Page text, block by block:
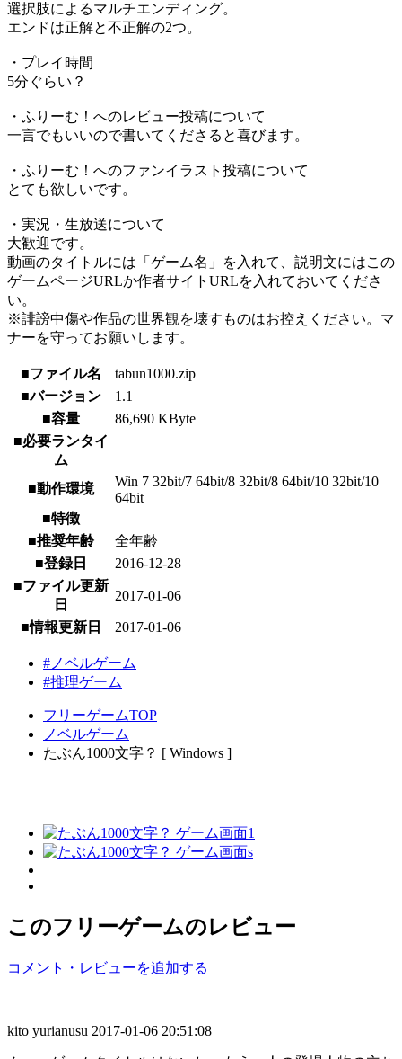
選択肢によるマルチエンディング。
エンドは正解と不正解の2つ。
・プレイ時間
5分ぐらい？
・ふりーむ！へのレビュー投稿について
一言でもいいので書いてくださると喜びます。
・ふりーむ！へのファンイラスト投稿について
とても欲しいです。
・実況・生放送について
大歓迎です。
動画のタイトルには「ゲーム名」を入れて、説明文にはこの
ゲームページURLか作者サイトURLを入れておいてくださ
い。
※誹謗中傷や作品の世界観を壊すものはお控えください。マ
ナーを守ってお願いします。
■ファイル名
tabun1000.zip
■バージョン
1.1
■容量
86,690 KByte
■必要ランタイ
ム
■動作環境
Win 7 32bit/7 64bit/8 32bit/8 64bit/10 32bit/10
64bit
■特徴
■推奨年齢
全年齢
■登録日
2016-12-28
■ファイル更新
日
2017-01-06
■情報更新日 2017-01-06
#ノベルゲーム
#推理ゲーム
フリーゲームTOP
ノベルゲーム
たぶん1000文字？ [ Windows ]
このフリーゲームのレビュー
コメント・レビューを追加する
kito yurianusu 2017-01-06 20:51:08